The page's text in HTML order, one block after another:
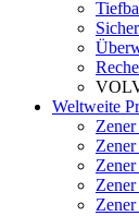
Weltweite